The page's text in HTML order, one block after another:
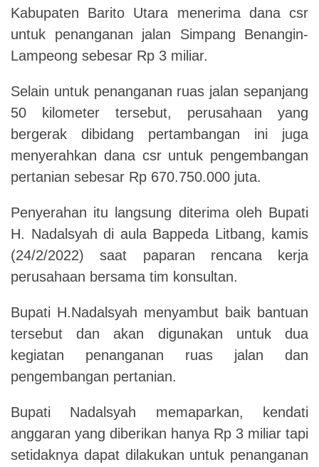
Kabupaten Barito Utara menerima dana csr
untuk penanganan jalan Simpang Benangin-
Lampeong sebesar Rp 3 miliar.
Selain untuk penanganan ruas jalan sepanjang
50 kilometer tersebut, perusahaan yang
bergerak dibidang pertambangan ini juga
menyerahkan dana csr untuk pengembangan
pertanian sebesar Rp 670.750.000 juta.
Penyerahan itu langsung diterima oleh Bupati
H. Nadalsyah di aula Bappeda Litbang, kamis
(24/2/2022) saat paparan rencana kerja
perusahaan bersama tim konsultan.
Bupati H.Nadalsyah menyambut baik bantuan
tersebut dan akan digunakan untuk dua
kegiatan penanganan ruas jalan dan
pengembangan pertanian.
Bupati Nadalsyah memaparkan, kendati
anggaran yang diberikan hanya Rp 3 miliar tapi
setidaknya dapat dilakukan untuk penanganan